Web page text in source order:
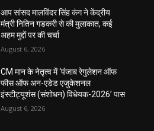
आप सांसद मालविंदर सिंह कंग ने केंद्रीय
मंत्री नितिन गडकरी से की मुलाकात, कई
अहम मुद्दों पर की चर्चा
August 6, 2026
CM मान के नेतृत्व में ‘पंजाब रेगुलेशन ऑफ
फीस ऑफ अन-एडेड एजुकेशनल
इंस्टीट्यूशंस (संशोधन) विधेयक-2026’ पास
August 6, 2026